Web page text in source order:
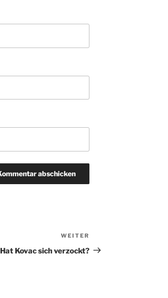
Beitrag
WEITER
Hat Kovac sich verzockt?